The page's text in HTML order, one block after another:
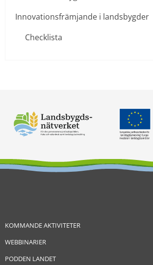
Innovationsfrämjande i landsbygder
Checklista
KOMMANDE AKTIVITETER
WEBBINARIER
PODDEN LANDET